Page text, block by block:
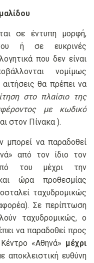
σε έντυπη μορφή,
ή σε ευκρινές
που δεν είναι
νομίμως
θα πρέπει να
στο πλαίσιο της
με κωδικό
στον Πίνακα ).
μπορεί να παραδοθεί
από τον ίδιο τον
του μέχρι την
ώρα προθεσμίας
ταχυδρομικώς
Σε περίπτωση
ταχυδρομικώς, ο
να παραδοθεί προς
«Αθηνά» μέχρι
αποκλειστική ευθύνη